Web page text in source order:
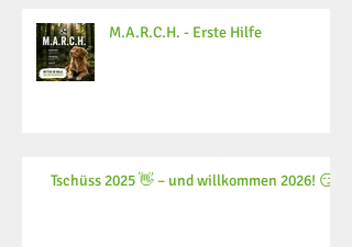
M.A.R.C.H. - Erste Hilfe
Tschüss 2025 👋 – und willkommen 2026! 😏